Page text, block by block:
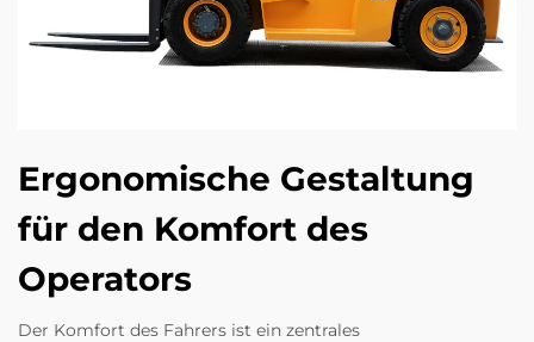
Ergonomische Gestaltung
für den Komfort des
Operators
Der Komfort des Fahrers ist ein zentrales